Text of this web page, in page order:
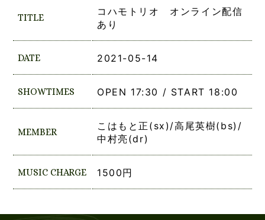
TITLE
コハモトリオ オンライン配信
あり
DATE 2021-05-14
SHOWTIMES OPEN 17:30 / START 18:00
MEMBER
こはもと正(sx)/高尾英樹(bs)/
中村亮(dr)
MUSIC CHARGE 1500円